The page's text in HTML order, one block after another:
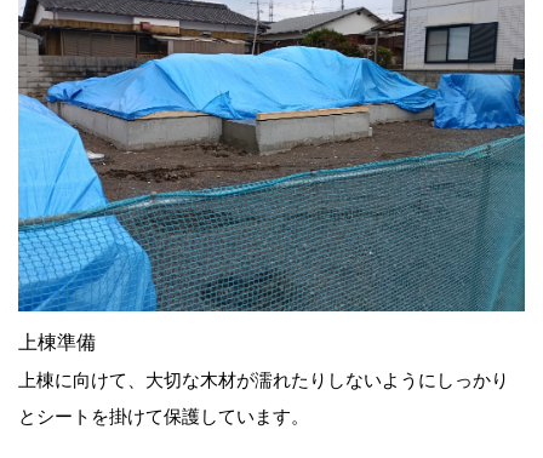
上棟準備
上棟に向けて、大切な木材が濡れたりしないようにしっかり
とシートを掛けて保護しています。